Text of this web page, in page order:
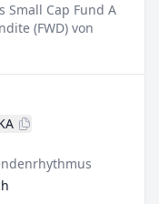
Small Cap Fund A
(FWD) von